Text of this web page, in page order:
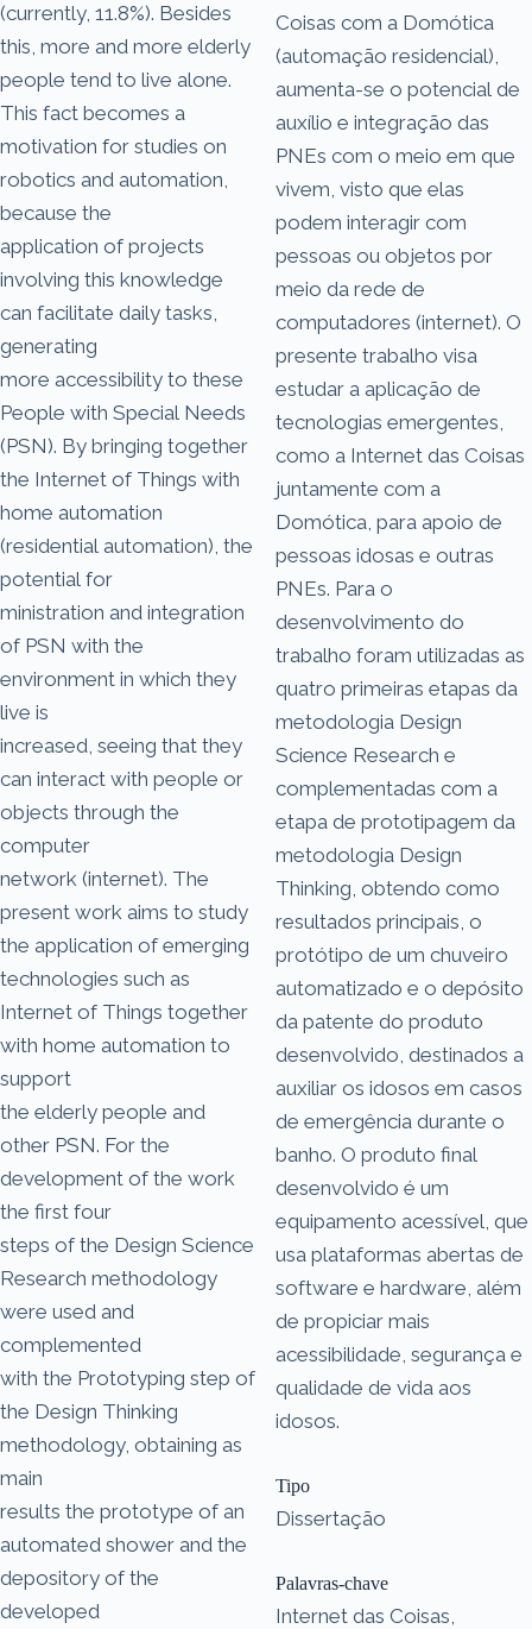
(currently, 11.8%). Besides
this, more and more elderly
people tend to live alone.
This fact becomes a
motivation for studies on
robotics and automation,
because the
application of projects
involving this knowledge
can facilitate daily tasks,
generating
more accessibility to these
People with Special Needs
(PSN). By bringing together
the Internet of Things with
home automation
(residential automation), the
potential for
ministration and integration
of PSN with the
environment in which they
live is
increased, seeing that they
can interact with people or
objects through the
computer
network (internet). The
present work aims to study
the application of emerging
technologies such as
Internet of Things together
with home automation to
support
the elderly people and
other PSN. For the
development of the work
the first four
steps of the Design Science
Research methodology
were used and
complemented
with the Prototyping step of
the Design Thinking
methodology, obtaining as
main
results the prototype of an
automated shower and the
depository of the
developed
Coisas com a Domótica
(automação residencial),
aumenta-se o potencial de
auxílio e integração das
PNEs com o meio em que
vivem, visto que elas
podem interagir com
pessoas ou objetos por
meio da rede de
computadores (internet). O
presente trabalho visa
estudar a aplicação de
tecnologias emergentes,
como a Internet das Coisas
juntamente com a
Domótica, para apoio de
pessoas idosas e outras
PNEs. Para o
desenvolvimento do
trabalho foram utilizadas as
quatro primeiras etapas da
metodologia Design
Science Research e
complementadas com a
etapa de prototipagem da
metodologia Design
Thinking, obtendo como
resultados principais, o
protótipo de um chuveiro
automatizado e o depósito
da patente do produto
desenvolvido, destinados a
auxiliar os idosos em casos
de emergência durante o
banho. O produto final
desenvolvido é um
equipamento acessível, que
usa plataformas abertas de
software e hardware, além
de propiciar mais
acessibilidade, segurança e
qualidade de vida aos
idosos.
Tipo
Dissertação
Palavras-chave
Internet das Coisas,